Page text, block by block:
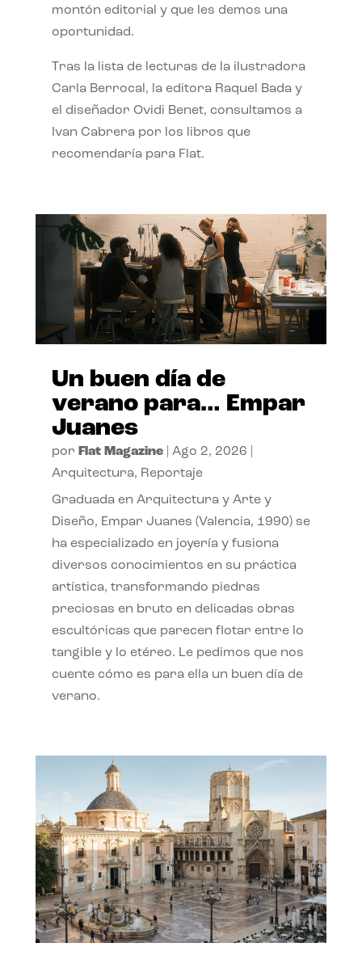
montón editorial y que les demos una
oportunidad.
Tras la lista de lecturas de la ilustradora
Carla Berrocal, la editora Raquel Bada y
el diseñador Ovidi Benet, consultamos a
Ivan Cabrera por los libros que
recomendaría para Flat.
Un buen día de
verano para… Empar
Juanes
por Flat Magazine| Ago 2, 2026
Arquitectura, Reportaje
Graduada en Arquitectura y Arte y
Diseño, Empar Juanes (Valencia, 1990) se
ha especializado en joyería y fusiona
diversos conocimientos en su práctica
artística, transformando piedras
preciosas en bruto en delicadas obras
escultóricas que parecen flotar entre lo
tangible y lo etéreo. Le pedimos que nos
cuente cómo es para ella un buen día de
verano.